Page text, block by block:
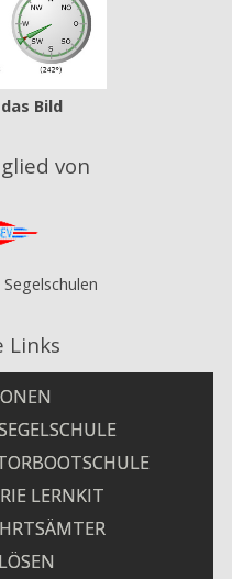
Bild
von
Links
LERNKIT